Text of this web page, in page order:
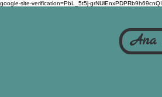
google-site-verification=PbL_5t5j-
Ana